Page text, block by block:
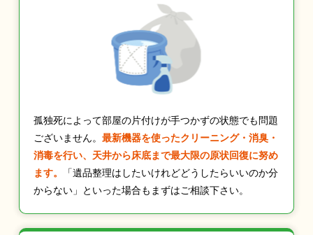
孤独死によって部屋の片付けが手つかずの状態でも問題
ございません。 最新機器を使ったクリーニング・消臭・
消毒を行い、天井から床底まで最大限の原状回復に努め
ます。
「遺品整理はしたいけれどどうしたらいいのか分
からない」といった場合もまずはご相談下さい。